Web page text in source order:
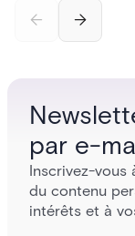
and software
par e-
Inscrivez-vous
du contenu
intérêts et à